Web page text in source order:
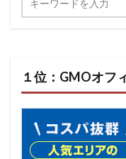
１位：GMOオフ